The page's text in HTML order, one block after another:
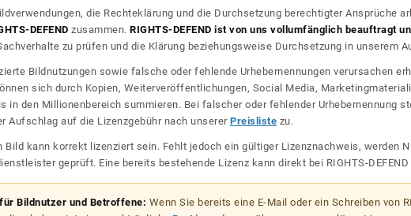
die Rechteklärung und die Durchsetzung berechtigter Ansprüche
DEFEND zusammen. RIGHTS-DEFEND ist von uns vollumfänglich beauftragt
zu prüfen und die Klärung beziehungsweise Durchsetzung in unserem
Bildnutzungen sowie falsche oder fehlende Urhebernennungen verursachen
sich durch Kopien, Weiterveröffentlichungen, Social Media,
in den Millionenbereich summieren. Bei falscher oder fehlender Urhebernennung
Aufschlag auf die Lizenzgebühr nach unserer Preisliste zu.
Bild kann korrekt lizenziert sein. Fehlt jedoch ein gültiger Lizenznachweis, werden
geprüft. Eine bereits bestehende Lizenz kann direkt bei RIGHTS-
Bildnutzer und Betroffene: Wenn Sie bereits eine E-Mail oder ein Schreiben von